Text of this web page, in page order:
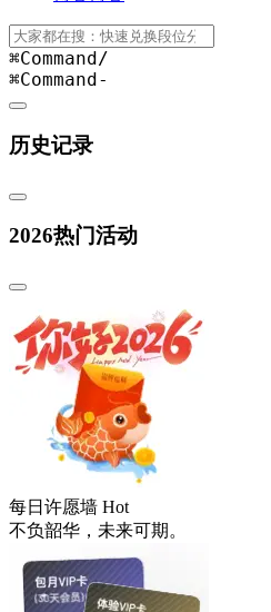
⌘Command /
⌘Command -
历史记录
2026热门活动
每日许愿墙 Hot
不负韶华，未来可期。